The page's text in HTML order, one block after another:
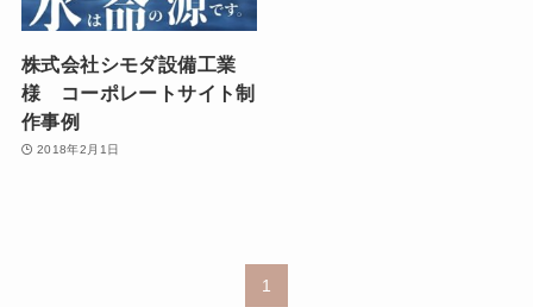
株式会社シモダ設備工業
様 コーポレートサイト制
作事例
2018年2月1日
1